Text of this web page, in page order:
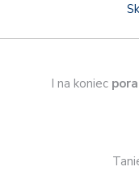
I na koniec